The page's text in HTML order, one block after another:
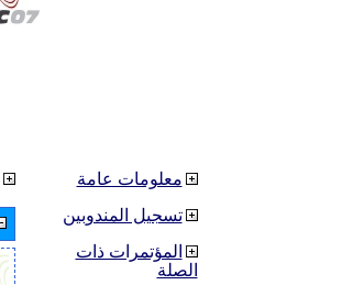
معلومات عامة
تسجيل المندوبين
المؤتمرات ذات
الصلة